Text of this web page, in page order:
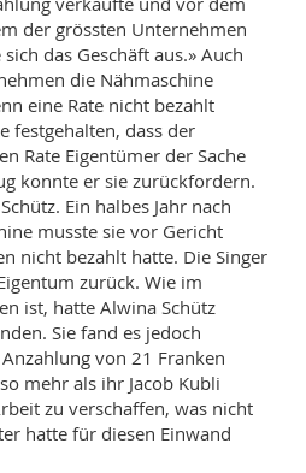
der grössten Unternehmen
das Geschäft aus.» Auch
die Nähmaschine
eine Rate nicht bezahlt
festgehalten, dass der
Rate Eigentümer der Sache
konnte er sie zurückfordern.
Ein halbes Jahr nach
musste sie vor Gericht
nicht bezahlt hatte. Die Singer
zurück. Wie im
ist, hatte Alwina Schütz
Sie fand es jedoch
von 21 Franken
mehr als ihr Jacob Kubli
zu verschaffen, was nicht
hatte für diesen Einwand